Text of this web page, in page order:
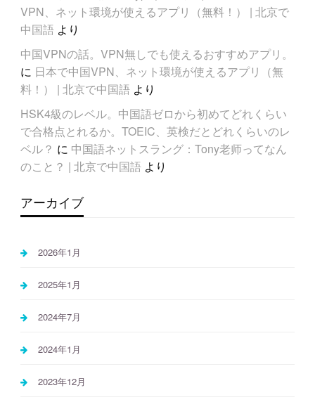
VPN、ネット環境が使えるアプリ（無料！） | 北京で
中国語より
中国VPNの話。VPN無しでも使えるおすすめアプリ。
に 日本で中国VPN、ネット環境が使えるアプリ（無
料！） | 北京で中国語より
HSK4級のレベル。中国語ゼロから初めてどれくらい
で合格点とれるか。TOEIC、英検だとどれくらいのレ
ベル？ に 中国語ネットスラング：Tony老师ってなん
のこと？ | 北京で中国語より
アーカイブ
2026年1月
2025年1月
2024年7月
2024年1月
2023年12月